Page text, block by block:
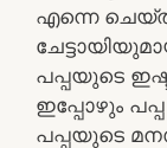
എന്നെ
പപ്പയുടെ
ഇപ്പോഴും
പപ്പയുടെ